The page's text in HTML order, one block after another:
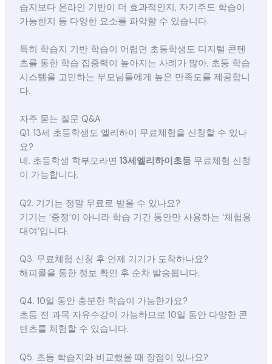
습지보다 온라인 기반이 더 효과적인지, 자기주도 학습이
가능한지 등 다양한 요소를 파악할 수 있습니다.
특히 학습지 기반 학습이 어렵던 초등학생도 디지털 콘텐
츠를 통한 학습 집중력이 높아지는 사례가 많아, 초등 학습
시스템을 고민하는 부모님들에게 높은 만족도를 제공합니
다.
자주 묻는 질문 Q&A
Q1. 13세 초등학생도 엘리하이 무료체험을 신청할 수 있나
요?
네. 초등학생 학부모라면 13세엘리하이초등무료체험 신청
이 가능합니다.
Q2. 기기는 정말 무료로 받을 수 있나요?
기기는 ‘증정’이 아니라 학습 기간 동안만 사용하는 ‘체험용
대여’입니다.
Q3. 무료체험 신청 후 언제 기기가 도착하나요?
해피콜을 통한 정보 확인 후 순차 발송됩니다.
Q4. 10일 동안 충분한 학습이 가능한가요?
초등 전 과목 자유수강이 가능하므로 10일 동안 다양한 콘
텐츠를 체험할 수 있습니다.
Q5. 초등 학습지와 비교했을 때 장점이 있나요?